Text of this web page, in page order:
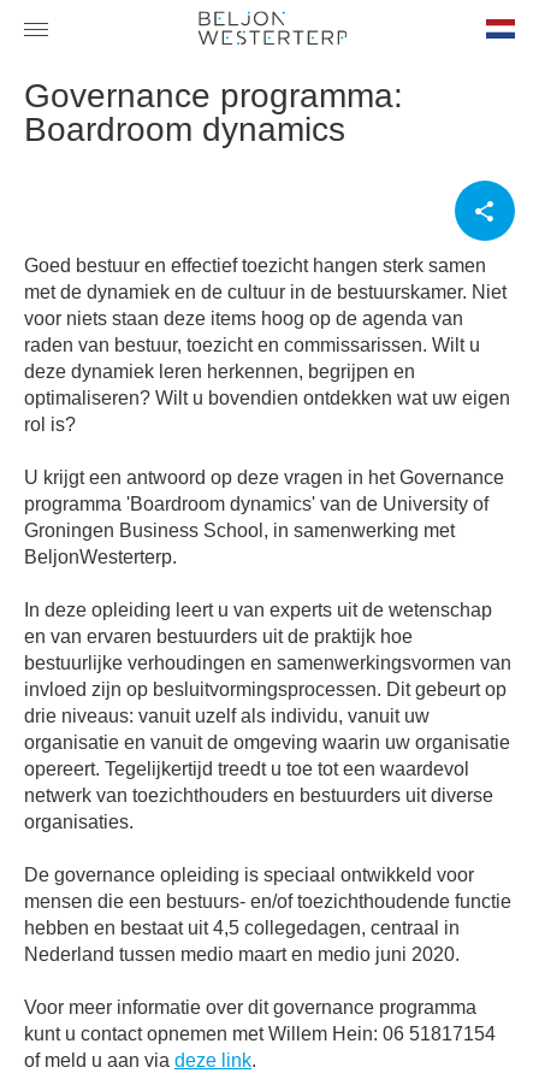
Governance programma:
Boardroom dynamics
Goed bestuur en effectief toezicht hangen sterk samen
met de dynamiek en de cultuur in de bestuurskamer. Niet
voor niets staan deze items hoog op de agenda van
raden van bestuur, toezicht en commissarissen. Wilt u
deze dynamiek leren herkennen, begrijpen en
optimaliseren? Wilt u bovendien ontdekken wat uw eigen
rol is?
U krijgt een antwoord op deze vragen in het Governance
programma 'Boardroom dynamics' van de University of
Groningen Business School, in samenwerking met
BeljonWesterterp.
In deze opleiding leert u van experts uit de wetenschap
en van ervaren bestuurders uit de praktijk hoe
bestuurlijke verhoudingen en samenwerkingsvormen van
invloed zijn op besluitvormingsprocessen. Dit gebeurt op
drie niveaus: vanuit uzelf als individu, vanuit uw
organisatie en vanuit de omgeving waarin uw organisatie
opereert. Tegelijkertijd treedt u toe tot een waardevol
netwerk van toezichthouders en bestuurders uit diverse
organisaties.
De governance opleiding is speciaal ontwikkeld voor
mensen die een bestuurs- en/of toezichthoudende functie
hebben en bestaat uit 4,5 collegedagen, centraal in
Nederland tussen medio maart en medio juni 2020.
Voor meer informatie over dit governance programma
kunt u contact opnemen met Willem Hein: 06 51817154
of meld u aan via deze link.